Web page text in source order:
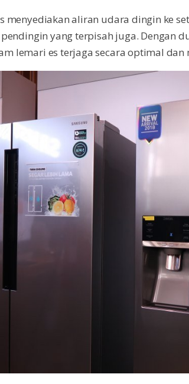
menyediakan aliran udara dingin ke
yang terpisah juga. Dengan
lemari es terjaga secara optimal